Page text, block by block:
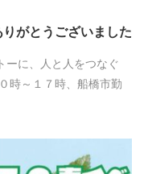
がとうございました
ーに、人と人をつなぐ
時～１７時、船橋市勤